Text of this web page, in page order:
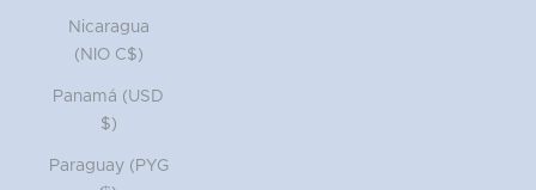
Nicaragua
(NIO C$)
Panamá (USD
$)
Paraguay (PYG